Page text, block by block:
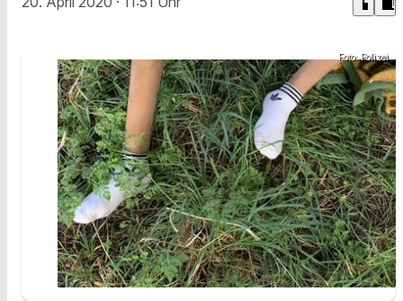
Foto: Polizei